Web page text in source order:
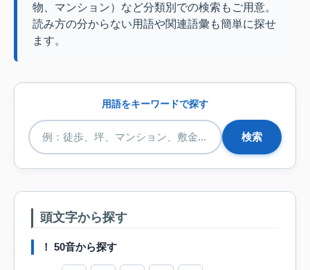
物、マンション）など分類別での検索もご用意。
読み方の分からない用語や関連語彙も簡単に探せ
ます。
用語をキーワードで探す
検索
頭文字から探す
！ 50音から探す